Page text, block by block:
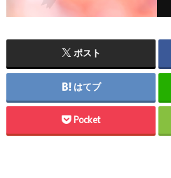
ポスト
はてブ
Pocket